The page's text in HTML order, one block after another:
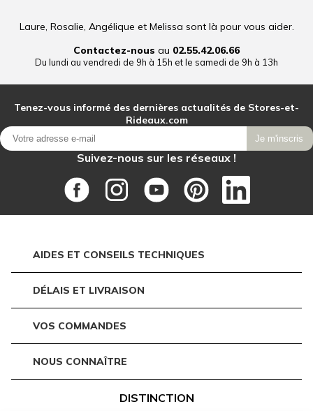
Laure, Rosalie, Angélique et Melissa sont là pour vous aider.
Contactez-nous au 02.55.42.06.66
Du lundi au vendredi de 9h à 15h et le samedi de 9h à 13h
Tenez-vous informé des dernières actualités de Stores-et-
Rideaux.com
Je m'inscris
Suivez-nous sur les réseaux !
AIDES ET CONSEILS TECHNIQUES
DÉLAIS ET LIVRAISON
VOS COMMANDES
NOUS CONNAÎTRE
DISTINCTION